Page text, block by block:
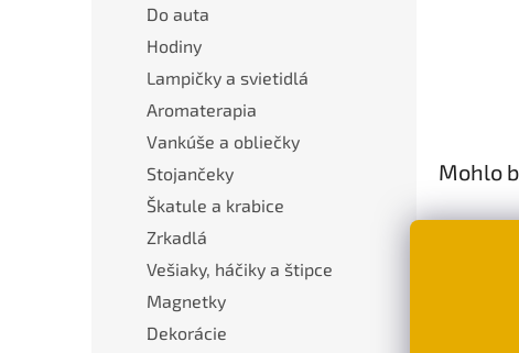
Do auta
Hodiny
Lampičky a svietidlá
Aromaterapia
Vankúše a obliečky
Stojančeky
Škatule a krabice
Zrkadlá
Vešiaky, háčiky a štipce
Magnetky
Dekorácie
Mohlo